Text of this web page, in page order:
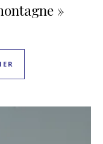
»